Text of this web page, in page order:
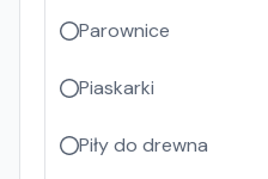
Parownice
Piaskarki
Piły do drewna